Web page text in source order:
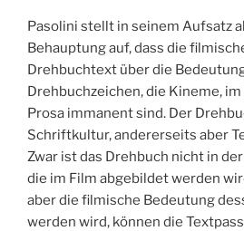
Pasolini stellt in seinem Aufsatz
Behauptung auf, dass die
Drehbuchtext über die
Drehbuchzeichen, die Kineme,
Prosa immanent sind. Der
Schriftkultur, andererseits aber
Zwar ist das Drehbuch nicht in
die im Film abgebildet werden
aber die filmische Bedeutung
werden wird, können die